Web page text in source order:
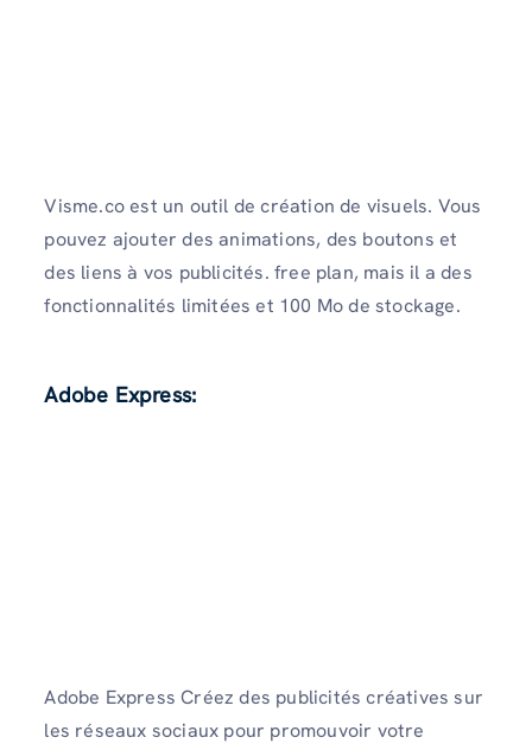
Visme.co est un outil de création de visuels. Vous
pouvez ajouter des animations, des boutons et
des liens à vos publicités. free plan, mais il a des
fonctionnalités limitées et 100 Mo de stockage.
Adobe Express:
Adobe Express Créez des publicités créatives sur
les réseaux sociaux pour promouvoir votre